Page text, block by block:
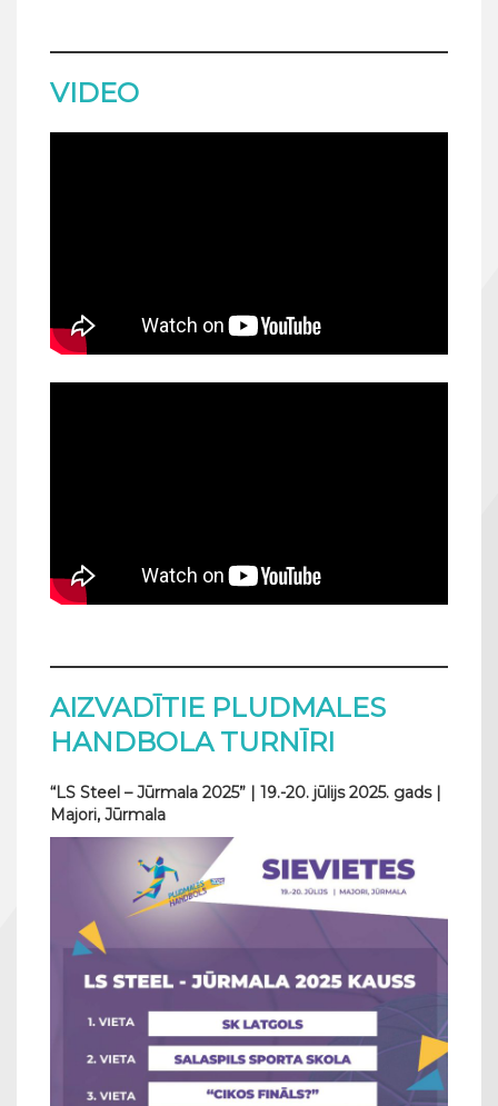
VIDEO
AIZVADĪTIE PLUDMALES
HANDBOLA TURNĪRI
“LS Steel – Jūrmala 2025” | 19.-20. jūlijs 2025. gads |
Majori, Jūrmala